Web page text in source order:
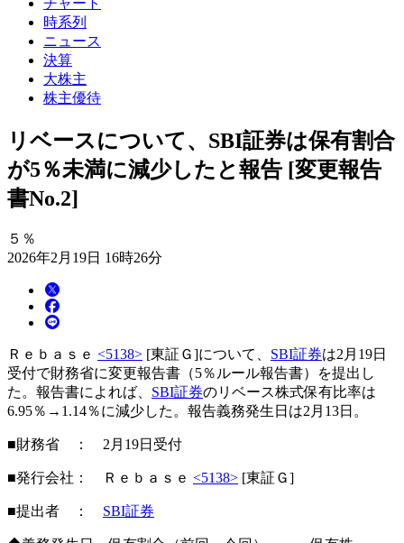
時系列
ニュース
決算
大株主
株主優待
リベースについて、SBI証券は保有割合
が5％未満に減少したと報告 [変更報告
書No.2]
５％
2026年2月19日 16時26分
Ｒｅｂａｓｅ <5138> [東証Ｇ]について、 SBI証券は2月19日
受付で財務省に変更報告書（5％ルール報告書）を提出し
た。報告書によれば、 SBI証券のリベース株式保有比率は
6.95％→1.14％に減少した。報告義務発生日は2月13日。
■財務省 ： 2月19日受付
■発行会社： Ｒｅｂａｓｅ <5138> [東証Ｇ]
■提出者 ： SBI証券